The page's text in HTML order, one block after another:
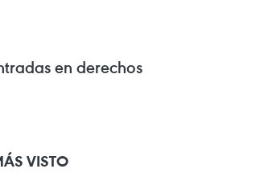
en derechos
VISTO